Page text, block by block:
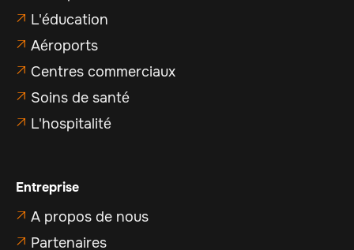
 L'éducation
 Aéroports
 Centres commerciaux
 Soins de santé
 L'hospitalité
Entreprise
 A propos de nous
 Partenaires